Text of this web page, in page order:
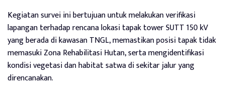
Kegiatan survei ini bertujuan untuk melakukan verifikasi
lapangan terhadap rencana lokasi tapak tower SUTT 150 kV
yang berada di kawasan TNGL, memastikan posisi tapak tidak
memasuki Zona Rehabilitasi Hutan, serta mengidentifikasi
kondisi vegetasi dan habitat satwa di sekitar jalur yang
direncanakan.